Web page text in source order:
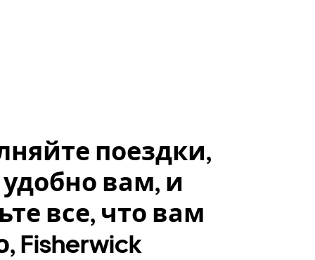
поездки,
удобно вам, и
все, что вам
Fisherwick